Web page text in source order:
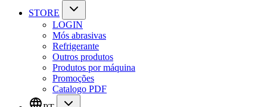
STORE
LOGIN
Mós abrasivas
Refrigerante
Outros produtos
Produtos por máquina
Promoções
Catalogo PDF